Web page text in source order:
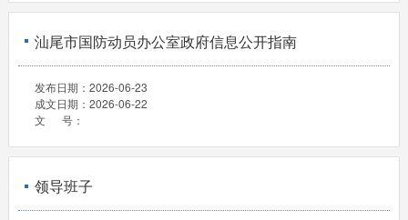
汕尾市国防动员办公室政府信息公开指南
发布日期： 2026-06-23
成文日期： 2026-06-22
文 号：
领导班子